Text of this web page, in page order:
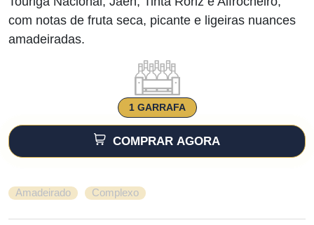
com notas de fruta seca, picante e ligeiras nuances
amadeiradas.
1 GARRAFA
COMPRAR AGORA
Amadeirado Complexo